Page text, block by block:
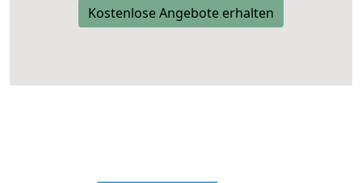
Kostenlose Angebote erhalten